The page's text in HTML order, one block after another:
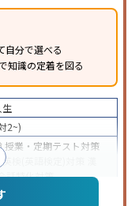
自分で選べる
知識の定着を図る
生
2~)
授業・定期テスト対策
英検(英語検定)対策
話特化対策
のみの受講可